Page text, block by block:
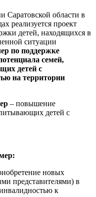
Саратовской области в
реализуется проект
детей, находящихся в
ситуации
по поддержке
семей,
детей с
на территории
– повышение
детей с
новых
представителями) в
к